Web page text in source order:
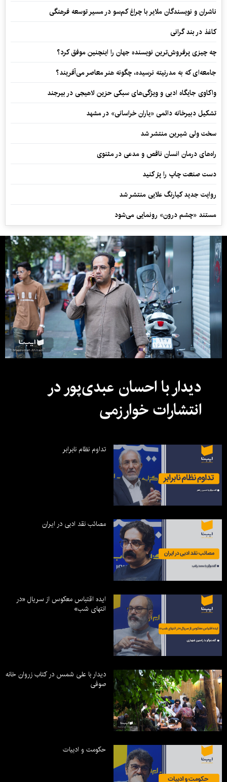
ناشران و نویسندگان ملایر با چراغ کم‌سو در مسیر توسعه فرهنگی
کاغذ در بند گرانی
چه چیزی پرفروش‌ترین نویسنده جهان را اینچنین موفق کرد؟
جامعه‌ای که به مدرنیته نرسیده، چگونه هنر معاصر می‌آفریند؟
واکاوی جایگاه ادبی و ویژگی‌های سبکی حزین لاهیجی در بیرجند
تشکیل دبیرخانه دائمی «یاران خراسانی» در مشهد
سخت ولی شیرین منتشر شد
راه‌های درمان انسان ناقص و مدعی در مثنوی
دست صنعت چاپ را پرُ کنید
روایت جدید کیارنگ علایی منتشر شد
مستند «چشم درون» رونمایی می‌شود
دیدار با احسان عبدی‌پور در
انتشارات خوارزمی
تداوم نظام نابرابر
مصائب نقد ادبی در ایران
ایده اقتباس معکوس از سریال «در
انتهای شب»
دیدار با علی شمس در کتاب زروان خانه
صوفی
حکومت و ادبیات